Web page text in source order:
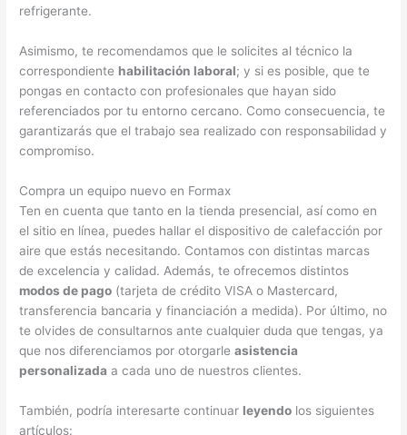
refrigerante.
Asimismo, te recomendamos que le solicites al técnico la
correspondiente habilitación laboral; y si es posible, que te
pongas en contacto con profesionales que hayan sido
referenciados por tu entorno cercano. Como consecuencia, te
garantizarás que el trabajo sea realizado con responsabilidad y
compromiso.
Compra un equipo nuevo en Formax
Ten en cuenta que tanto en la tienda presencial, así como en
el sitio en línea, puedes hallar el dispositivo de calefacción por
aire que estás necesitando. Contamos con distintas marcas
de excelencia y calidad. Además, te ofrecemos distintos
modos de pago (tarjeta de crédito VISA o Mastercard,
transferencia bancaria y financiación a medida). Por último, no
te olvides de consultarnos ante cualquier duda que tengas, ya
que nos diferenciamos por otorgarleasistencia
personalizada a cada uno de nuestros clientes.
También, podría interesarte continuar leyendo los siguientes
artículos: